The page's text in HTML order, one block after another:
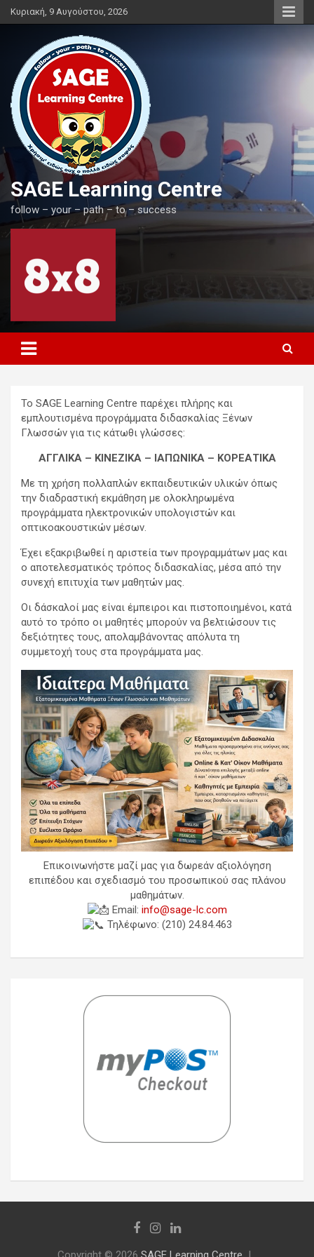
Skip
to
Κυριακή, 9 Αυγούστου, 2026
SAGE Learning Centre
follow – your – path – to – success
Το SAGE Learning Centre παρέχει πλήρης και
εμπλουτισμένα προγράμματα διδασκαλίας Ξένων
Γλωσσών για τις κάτωθι γλώσσες:
ΑΓΓΛΙΚΑ – ΚΙΝΕΖΙΚΑ – ΙΑΠΩΝΙΚΑ – ΚΟΡΕΑΤΙΚΑ
Με τη χρήση πολλαπλών εκπαιδευτικών υλικών όπως
την διαδραστική εκμάθηση με ολοκληρωμένα
προγράμματα ηλεκτρονικών υπολογιστών και
οπτικοακουστικών μέσων.
Έχει εξακριβωθεί η αριστεία των προγραμμάτων μας και
ο αποτελεσματικός τρόπος διδασκαλίας, μέσα από την
συνεχή επιτυχία των μαθητών μας.
Οι δάσκαλοί μας είναι έμπειροι και πιστοποιημένοι, κατά
αυτό το τρόπο οι μαθητές μπορούν να βελτιώσουν τις
δεξιότητες τους, απολαμβάνοντας απόλυτα τη
συμμετοχή τους στα προγράμματα μας.
Επικοινωνήστε μαζί μας για δωρεάν αξιολόγηση
επιπέδου και σχεδιασμό του προσωπικού σας πλάνου
μαθημάτων.
Email: info@sage-lc.com
Τηλέφωνο: (210) 24.84.463